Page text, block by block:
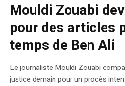
Mouldi Zouabi
pour des articles
temps de Ben Ali
Le journaliste Mouldi Zouabi
justice demain pour un procès